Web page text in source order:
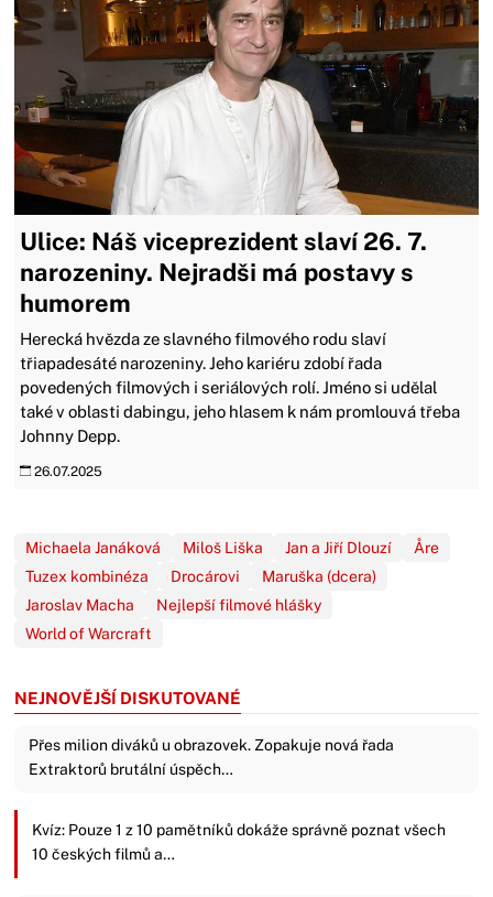
Ulice: Náš viceprezident slaví 26. 7.
narozeniny. Nejradši má postavy s
humorem
Herecká hvězda ze slavného filmového rodu slaví
třiapadesáté narozeniny. Jeho kariéru zdobí řada
povedených filmových i seriálových rolí. Jméno si udělal
také v oblasti dabingu, jeho hlasem k nám promlouvá třeba
Johnny Depp.
26.07.2025
Michaela Janáková Miloš Liška Jan a Jiří Dlouzí
Åre
Tuzex kombinéza
Drocárovi
Maruška (dcera)
Jaroslav Macha
Nejlepší filmové hlášky
World of Warcraft
NEJNOVĚJŠÍ DISKUTOVANÉ
Přes milion diváků u obrazovek. Zopakuje nová řada
Extraktorů brutální úspěch…
Kvíz: Pouze 1 z 10 pamětníků dokáže správně poznat všech
10 českých filmů a…